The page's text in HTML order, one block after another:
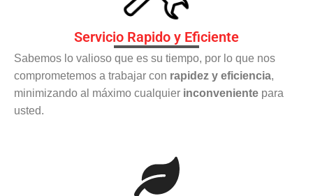
Servicio Rapido y Eficiente
Sabemos lo valioso que es su tiempo, por lo que nos
comprometemos a trabajar con rapidez y eficiencia,
minimizando al máximo cualquier inconveniente para
usted.